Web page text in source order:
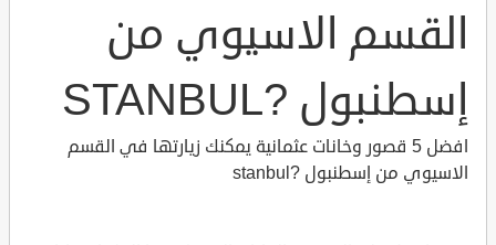
القسم الاسيوي من
إسطنبول ?STANBUL
افضل 5 قصور وخانات عثمانية يمكنك زيارتها في القسم
الاسيوي من إسطنبول ?stanbul